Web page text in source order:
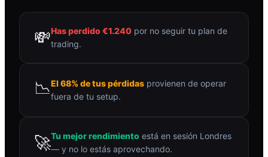
💸Has perdido €1.240 por no seguir tu plan de
trading.
📉El 68% de tus pérdidas provienen de operar
fuera de tu setup.
🚀Tu mejor rendimiento está en sesión Londres
— y no lo estás aprovechando.